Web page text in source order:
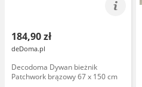
184,90 zł
deDoma.pl
Decodoma Dywan bieżnik
Patchwork brązowy 67 x 150 cm